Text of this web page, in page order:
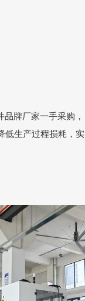
牌厂家一手采购，
低生产过程损耗，实